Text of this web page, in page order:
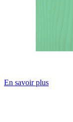
En savoir plus